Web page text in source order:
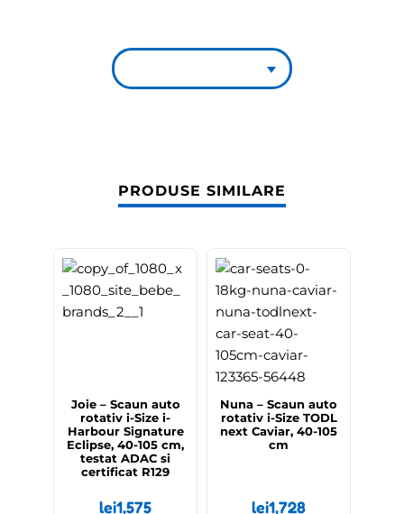
PRODUSE SIMILARE
Joie – Scaun auto
rotativ i-Size i-
Harbour Signature
Eclipse, 40-105 cm,
testat ADAC si
certificat R129
lei1,575
Nuna – Scaun auto
rotativ i-Size TODL
next Caviar, 40-105
cm
lei1,728